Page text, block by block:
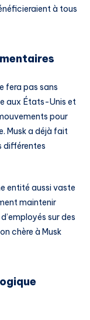
à tous
fera pas sans
aux États-Unis et
pour
Musk a déjà fait
différentes
entité aussi vaste
maintenir
sur des
chère à Musk